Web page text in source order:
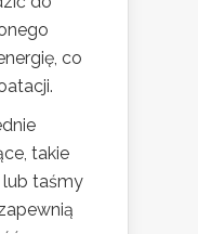
co
takie
lub taśmy